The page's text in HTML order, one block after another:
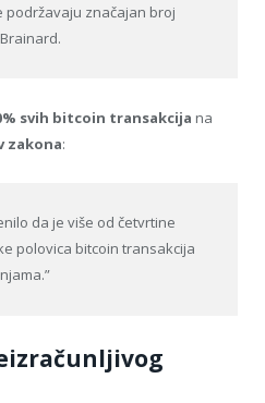
značajan broj
svih bitcoin transakcija na
zakona:
da je više od četvrtine
polovica bitcoin transakcija